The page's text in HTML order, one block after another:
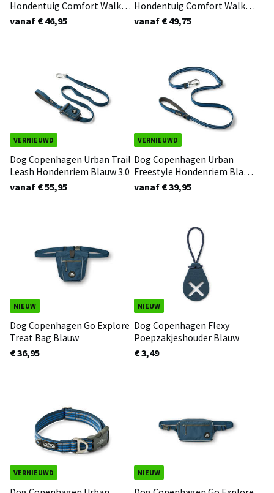
Hondentuig Comfort Walk
Air Blauw 3.0
vanaf € 46,95
Hondentuig Comfort Walk
Pro Blauw 3.0
vanaf € 49,75
VERNIEUWD
Dog Copenhagen Urban Trail
Leash Hondenriem Blauw 3.0
vanaf € 55,95
VERNIEUWD
Dog Copenhagen Urban
Freestyle Hondenriem Blauw
3.0
vanaf € 39,95
NIEUW
Dog Copenhagen Go Explore
Treat Bag Blauw
€ 36,95
NIEUW
Dog Copenhagen Flexy
Poepzakjeshouder Blauw
€ 3,49
VERNIEUWD NIEUW